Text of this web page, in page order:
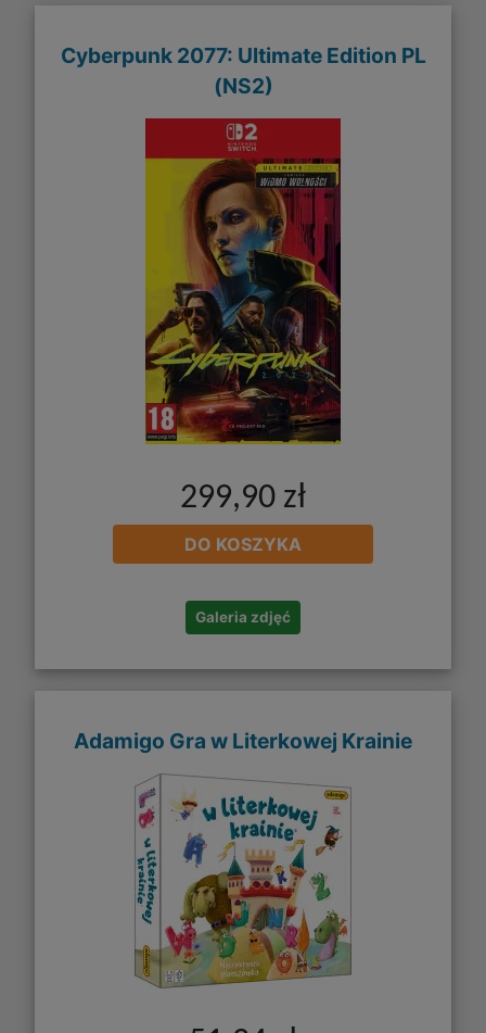
Cyberpunk 2077: Ultimate Edition PL
(NS2)
299,90 zł
DO KOSZYKA
Galeria zdjęć
Adamigo Gra w Literkowej Krainie